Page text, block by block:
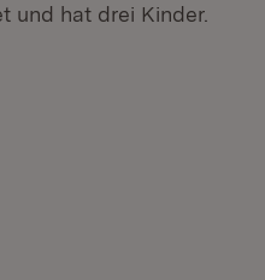
und hat drei Kinder.